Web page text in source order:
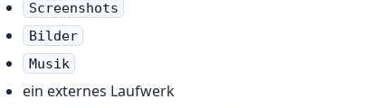
Screenshots
Bilder
Musik
ein externes Laufwerk